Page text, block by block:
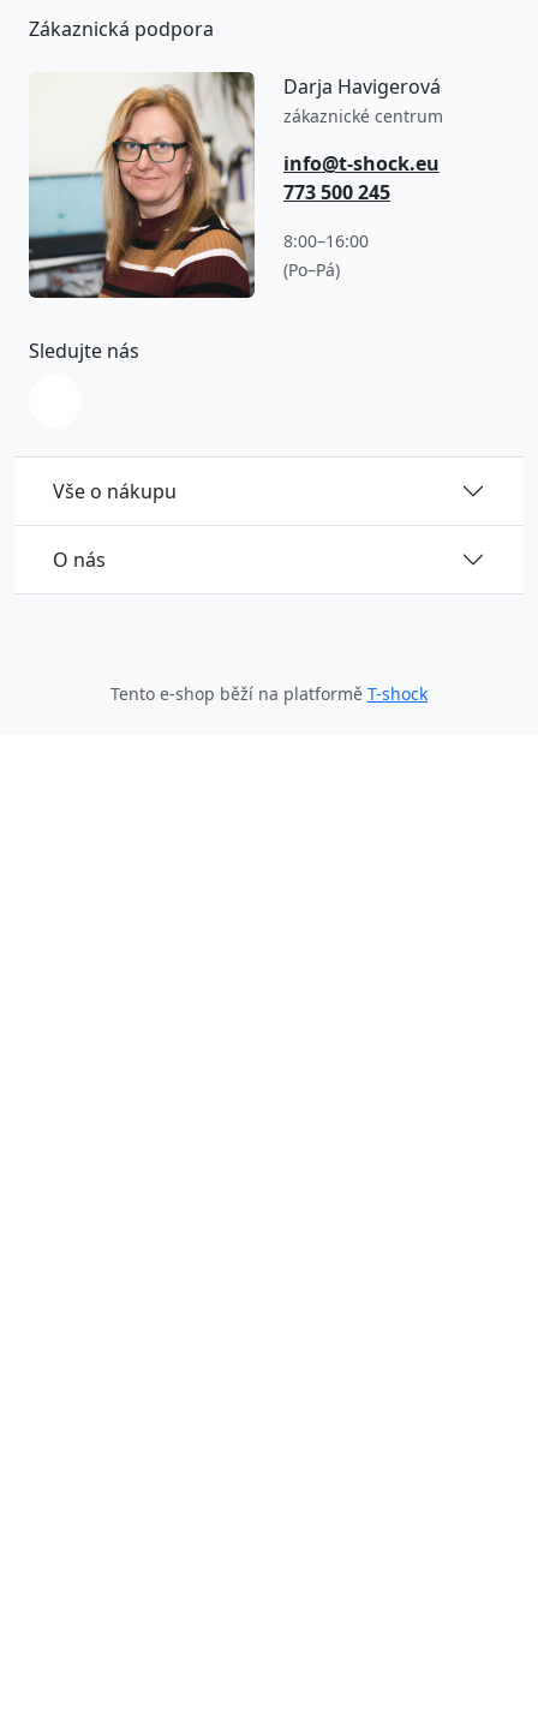
Vše o nákupu
O nás
Zákaznická podpora
Darja Havigerová
zákaznické centrum
info@t-shock.eu
773 500 245
8:00–16:00
(Po–Pá)
Sledujte nás
Tento e-shop běží na platformě T-shock